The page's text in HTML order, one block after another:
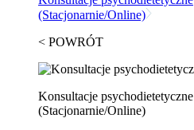
(Stacjonarnie/Online)
< POWRÓT
Konsultacje psychodietetyczne
(Stacjonarnie/Online)